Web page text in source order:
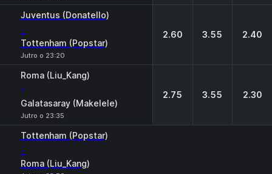
Juventus (Donatello)
-
Tottenham (Popstar)
Jutro o 23:20
2.60 3.55 2.40
Roma (Liu_Kang)
-
Galatasaray (Makelele)
Jutro o 23:35
2.75 3.55 2.30
Tottenham (Popstar)
-
Roma (Liu_Kang)